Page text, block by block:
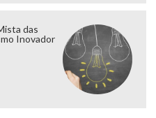
das
Inovador